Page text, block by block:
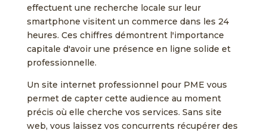
effectuent une recherche locale sur leur
smartphone visitent un commerce dans les 24
heures. Ces chiffres démontrent l'importance
capitale d'avoir une présence en ligne solide et
professionnelle.
Un site internet professionnel pour PME vous
permet de capter cette audience au moment
précis où elle cherche vos services. Sans site
web, vous laissez vos concurrents récupérer des